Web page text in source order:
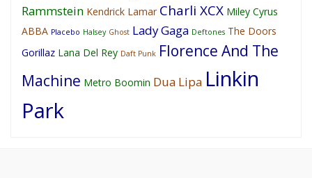
Rammstein Kendrick Lamar Charli XCX Miley Cyrus
ABBA Placebo Halsey Ghost Lady Gaga Deftones The Doors
Gorillaz Lana Del Rey Daft Punk Florence And The
Machine Metro Boomin Dua Lipa Linkin
Park